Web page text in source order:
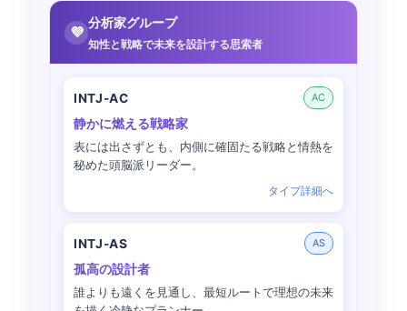
💜
分析家グループ
知性と戦略で未来を設計する思索者
INTJ-AC AC
静かに燃える戦略家
表には出さずとも、内側に確固たる戦略と情熱を
秘めた頭脳派リーダー。
タイプ詳細へ
INTJ-AS AS
孤高の設計者
誰よりも遠くを見通し、最短ルートで理想の未来